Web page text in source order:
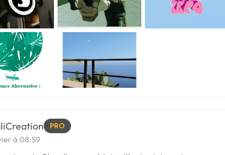
PRO
à 08:59